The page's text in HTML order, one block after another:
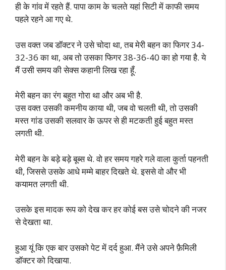
ही के गांव में रहते हैं. पापा काम के चलते यहां सिटी में काफी समय
पहले रहने आ गए थे.
उस वक्त जब डॉक्टर ने उसे चोदा था, तब मेरी बहन का फिगर 34-
32-36 का था, अब तो उसका फिगर 38-36-40 का हो गया है. ये
मैं उसी समय की सेक्स कहानी लिख रहा हूँ.
मेरी बहन का रंग बहुत गोरा था और अब भी है.
उस वक्त उसकी कमनीय काया थी, जब वो चलती थी, तो उसकी
मस्त गांड उसकी सलवार के ऊपर से ही मटकती हुई बहुत मस्त
लगती थी.
मेरी बहन के बड़े बड़े बूब्स थे. वो हर समय गहरे गले वाला कुर्ता पहनती
थी, जिससे उसके आधे मम्मे बाहर दिखते थे. इससे वो और भी
कयामत लगती थी.
उसके इस मादक रूप को देख कर हर कोई बस उसे चोदने की नजर
से देखता था.
हुआ यूं कि एक बार उसको पेट में दर्द हुआ. मैंने उसे अपने फ़ैमिली
डॉक्टर को दिखाया.